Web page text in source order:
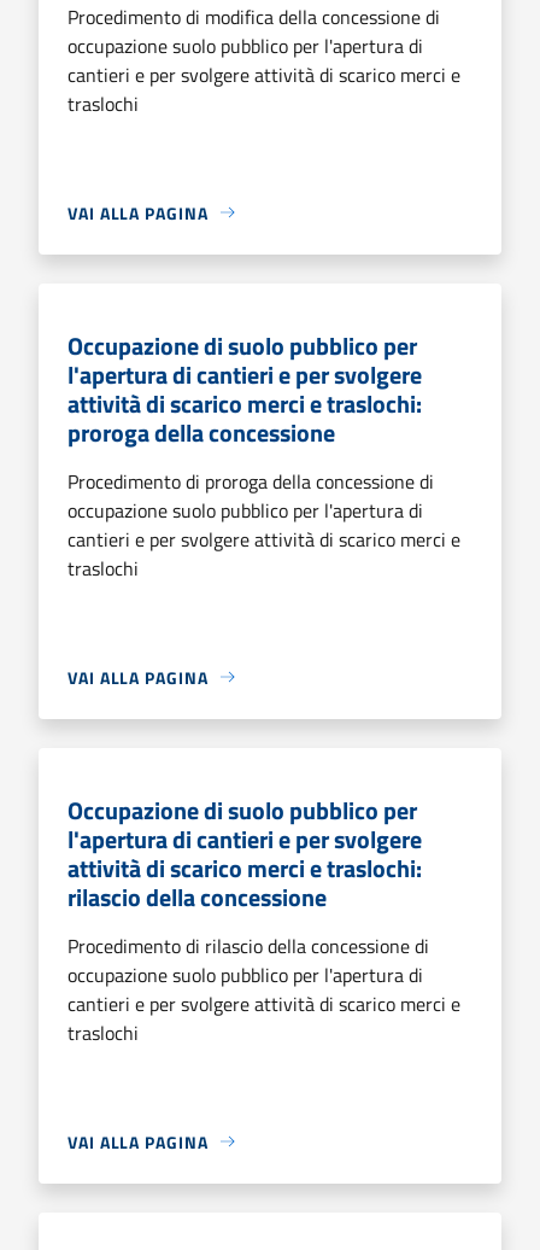
Procedimento di modifica della concessione di
occupazione suolo pubblico per l'apertura di
cantieri e per svolgere attività di scarico merci e
traslochi
VAI ALLA PAGINA
Occupazione di suolo pubblico per
l'apertura di cantieri e per svolgere
attività di scarico merci e traslochi:
proroga della concessione
Procedimento di proroga della concessione di
occupazione suolo pubblico per l'apertura di
cantieri e per svolgere attività di scarico merci e
traslochi
VAI ALLA PAGINA
Occupazione di suolo pubblico per
l'apertura di cantieri e per svolgere
attività di scarico merci e traslochi:
rilascio della concessione
Procedimento di rilascio della concessione di
occupazione suolo pubblico per l'apertura di
cantieri e per svolgere attività di scarico merci e
traslochi
VAI ALLA PAGINA